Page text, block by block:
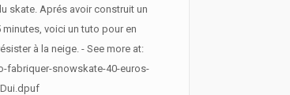
skate. Aprés avoir construit un
voici un tuto pour en
à la neige. - See more at:
fabriquer-snowskate-40-euros-